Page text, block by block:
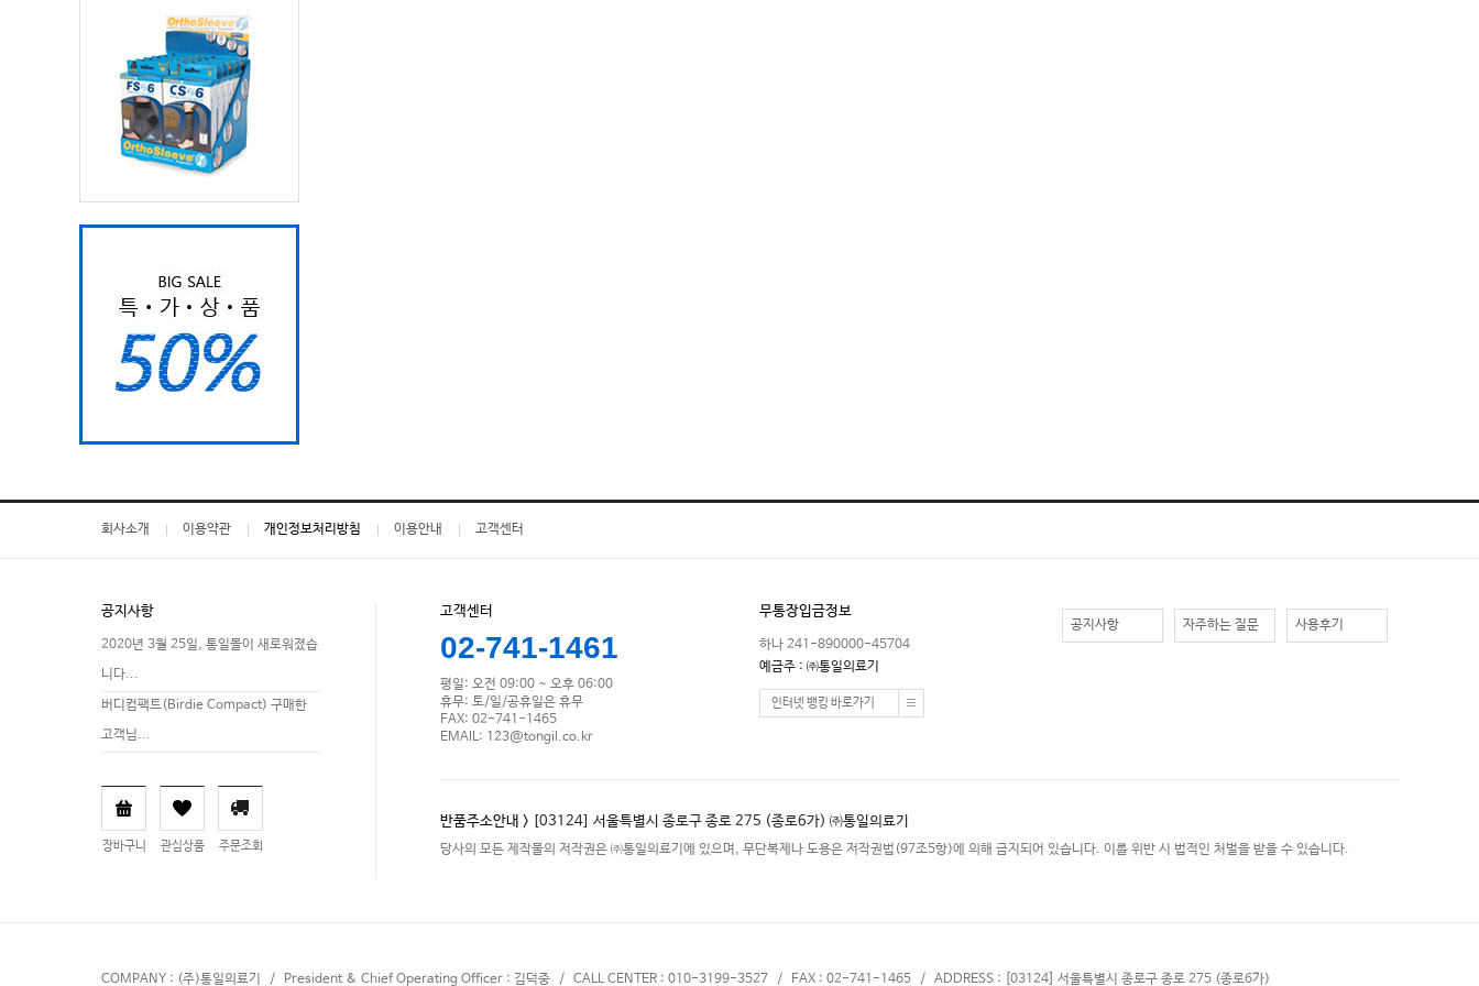
회사소개 이용약관 개인정보처리방침 이용안내 고객센터
공지사항
2020년 3월 25일, 통일몰이 새로워졌습
니다...
버디컴팩트(Birdie Compact) 구매한
고객님...
장바구니 관심상품 주문조회
고객센터
02-741-1461
평일: 오전 09:00 ~ 오후 06:00
휴무: 토/일/공휴일은 휴무
FAX: 02-741-1465
EMAIL: 123@tongil.co.kr
무통장입금정보
하나 241-890000-45704
예금주 : ㈜통일의료기
인터넷 뱅킹 바로가기
공지사항 자주하는 질문 사용후기
반품주소안내 > [03124] 서울특별시 종로구 종로 275 (종로6가) ㈜통일의료기
당사의 모든 제작물의 저작권은 ㈜통일의료기에 있으며, 무단복제나 도용은 저작권법(97조5항)에 의해 금지되어 있습니다. 이를 위반 시 법적인 처벌을 받을 수 있습니다.
COMPANY : (주)통일의료기 / President & Chief Operating Officer : 김덕중 / CALL CENTER : 010-3199-3527 / FAX : 02-741-1465 / ADDRESS : [03124] 서울특별시 종로구 종로 275 (종로6가)